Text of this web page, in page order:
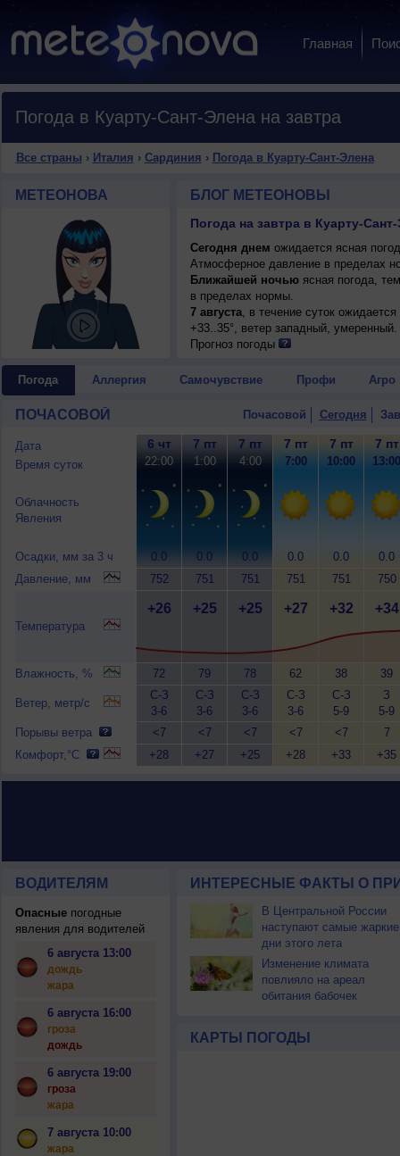
Главная
Погода в Куарту-Сант-Элена на завтра
Все страны › Италия › Сардиния › Погода в Куарту-Сант-Элена
МЕТЕОНОВА БЛОГ МЕТЕОНОВЫ
Погода на завтра в Куарту-
Сегодня днем ожидается ясная
Атмосферное давление в пределах
Ближайшей ночьюясная погода,
в пределах нормы.
7 августа, в течение суток
+33..35°, ветер западный, умеренный.
Прогноз погоды
Погода Аллергия Самочувствие Профи Агро
ПОЧАСОВОЙ Почасовой Сегодня
Дата
Время суток
Облачность
Явления
Осадки, мм за 3 ч
Давление, мм
Температура
Влажность, %
Ветер, метр/с
Порывы ветра
Комфорт,°C
6 чт
22:00
0.0
752
+26
72
С-З
3-6
<7
+28
7 пт
1:00
0.0
751
+25
79
С-З
3-6
<7
+27
7 пт
4:00
0.0
751
+25
78
С-З
3-6
<7
+25
7 пт
7:00
0.0
751
+27
62
С-З
3-6
<7
+28
7 пт
10:00
0.0
751
+32
38
С-З
5-9
<7
+33
7 пт
13:00
0.0
750
+34
39
З
5-9
7
+35
ВОДИТЕЛЯМ
Опасныепогодные
явления для водителей
6 августа 13:00
дождь
жара
6 августа 16:00
гроза
дождь
6 августа 19:00
гроза
жара
7 августа 10:00
жара
ИНТЕРЕСНЫЕ ФАКТЫ О
В Центральной России
наступают самые жаркие
дни этого лета
Изменение климата
повлияло на ареал
обитания бабочек
КАРТЫ ПОГОДЫ